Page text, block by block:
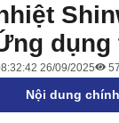
26/09/2025
Nội dung chính